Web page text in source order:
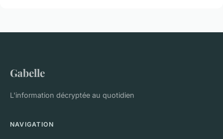
Gabelle
L'information décryptée au quotidien
NAVIGATION